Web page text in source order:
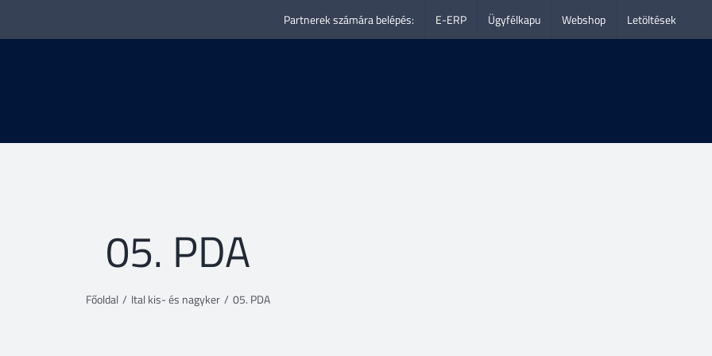
Partnerek számára belépés: E-ERP Ügyfélkapu Webshop Letöltések
05. PDA
Főoldal / Ital kis- és nagyker / 05. PDA